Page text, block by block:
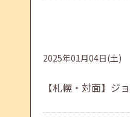
2026年04月25日(土)
2025年01月04日(土)
【札幌・対面】